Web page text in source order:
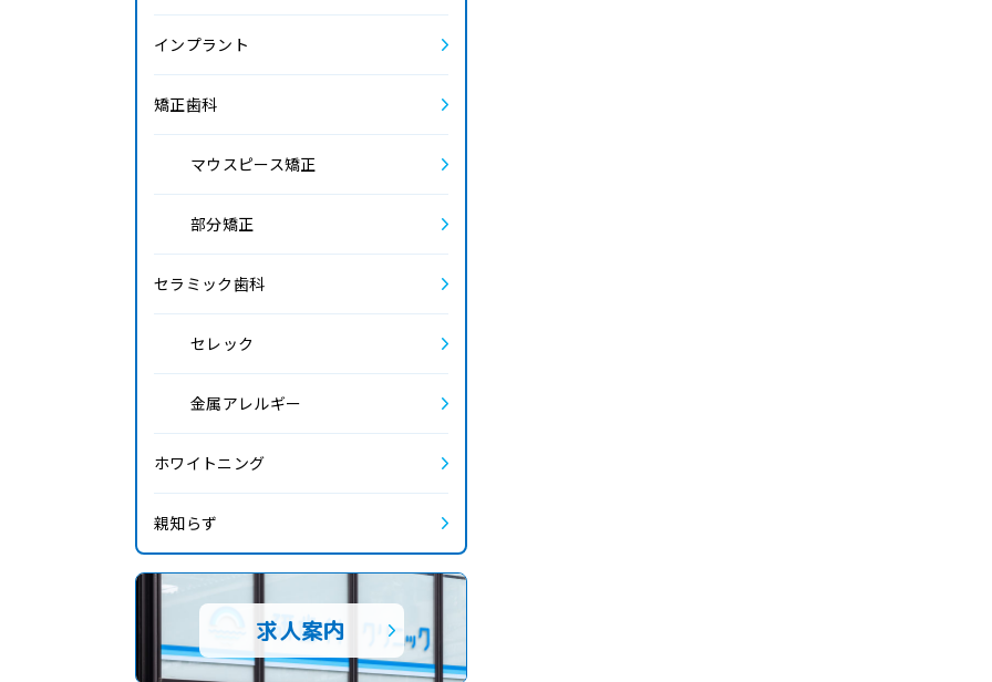
2017.5
2017.4
インプラント
矯正歯科
マウスピース矯正
部分矯正
セラミック歯科
セレック
金属アレルギー
ホワイトニング
親知らず
求人案内